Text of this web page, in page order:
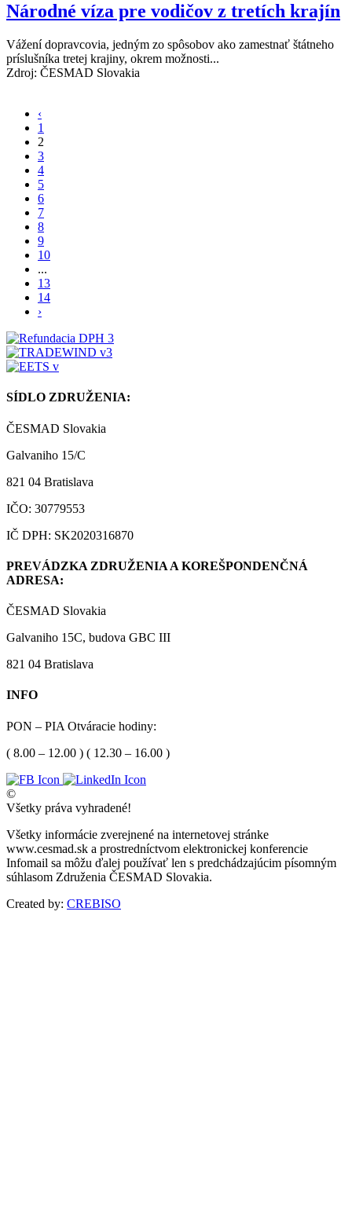
Národné víza pre vodičov z tretích krajín
Vážení dopravcovia, jedným zo spôsobov ako zamestnať štátneho
príslušníka tretej krajiny, okrem možnosti...
Zdroj: ČESMAD Slovakia
‹
1
2
3
4
5
6
7
8
9
10
...
13
14
›
SÍDLO ZDRUŽENIA:
ČESMAD Slovakia
Galvaniho 15/C
821 04 Bratislava
IČO: 30779553
IČ DPH: SK2020316870
PREVÁDZKA ZDRUŽENIA A KOREŠPONDENČNÁ
ADRESA:
ČESMAD Slovakia
Galvaniho 15C, budova GBC III
821 04 Bratislava
INFO
PON – PIA Otváracie hodiny:
( 8.00 – 12.00 ) ( 12.30 – 16.00 )
©
Všetky práva vyhradené!
Všetky informácie zverejnené na internetovej stránke
www.cesmad.sk a prostredníctvom elektronickej konferencie
Infomail sa môžu ďalej používať len s predchádzajúcim písomným
súhlasom Združenia ČESMAD Slovakia.
Created by: CREBISO